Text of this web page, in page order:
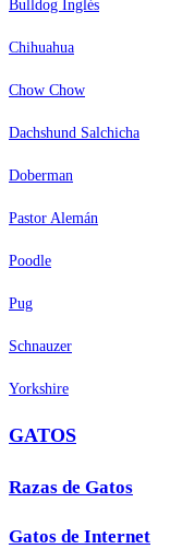
Bulldog Inglés
Chihuahua
Chow Chow
Dachshund Salchicha
Doberman
Pastor Alemán
Poodle
Pug
Schnauzer
Yorkshire
GATOS
Razas de Gatos
Gatos de Internet